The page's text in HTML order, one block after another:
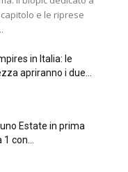
e le riprese
in Italia: le
apriranno i due...
Estate in prima
1 con...